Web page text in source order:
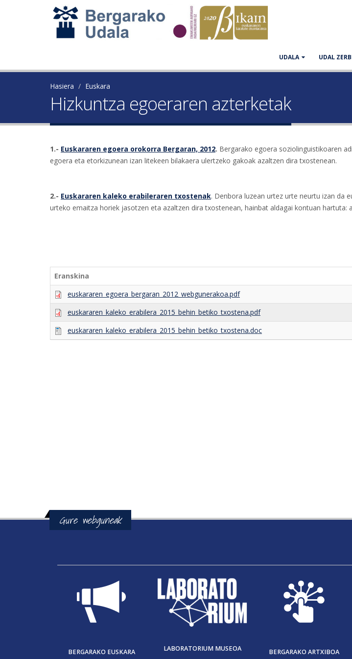
UDALA UDAL
Hasiera Euskara
Hizkuntza egoeraren azterketak
1.- Euskararen egoera orokorra Bergaran, 2012. Bergarako egoera soziolinguistikoaren
egoera eta etorkizunean izan litekeen bilakaera ulertzeko gakoak azaltzen dira txostenean.
2.- Euskararen kaleko erabileraren txostenak. Denbora luzean urtez urte neurtu izan da
urteko emaitza horiek jasotzen eta azaltzen dira txostenean, hainbat aldagai kontuan hartuta:
Eranskina
euskararen_egoera_bergaran_2012_webgunerakoa.pdf
euskararen_kaleko_erabilera_2015_behin_betiko_txostena.pdf
euskararen_kaleko_erabilera_2015_behin_betiko_txostena.doc
Gure webguneak
BERGARAKO EUSKARA LABORATORIUM MUSEOA BERGARAKO ARTXIBOA